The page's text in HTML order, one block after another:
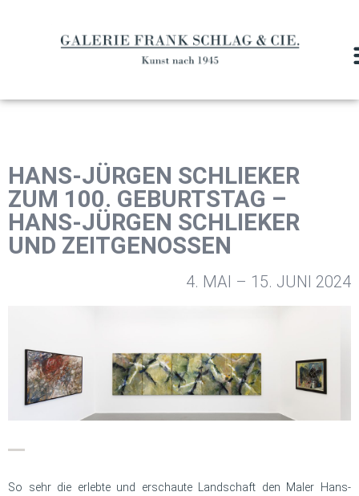
HANS-JÜRGEN SCHLIEKER
ZUM 100. GEBURTSTAG –
HANS-JÜRGEN SCHLIEKER
UND ZEITGENOSSEN
4. MAI – 15. JUNI 2024
So sehr die erlebte und erschaute Landschaft den Maler Hans-